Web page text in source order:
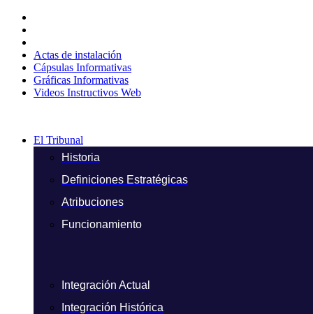
contenido
Actas de instalación
Cápsulas Informativas
Gráficas Informativas
Videos Instructivos Web
El Tribunal
Historia
Definiciones Estratégicas
Atribuciones
Funcionamiento
Integración Actual
Integración Histórica